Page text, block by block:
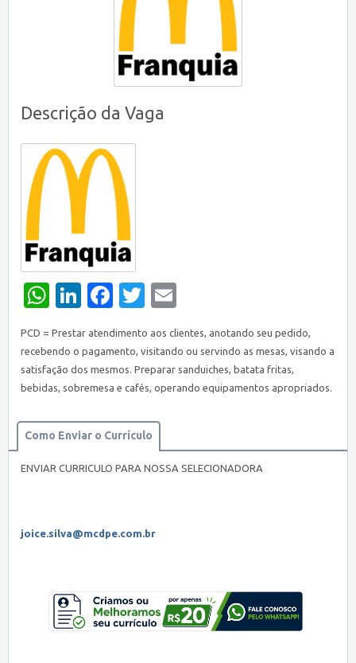
Descrição da Vaga
WhatsApp
LinkedIn
Facebook
Twitter
PCD = Prestar atendimento aos clientes, anotando seu pedido,
recebendo o pagamento, visitando ou servindo as mesas, visando a
satisfação dos mesmos. Preparar sanduiches, batata fritas,
bebidas, sobremesa e cafés, operando equipamentos apropriados.
Como Enviar o Currículo
ENVIAR CURRICULO PARA NOSSA SELECIONADORA
joice.silva@mcdpe.com.br